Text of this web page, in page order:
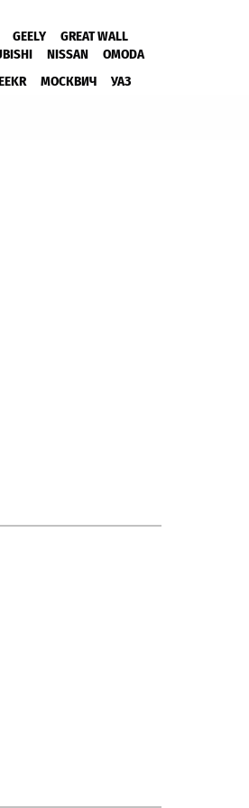
GEELY
GREAT WALL
NISSAN
OMODA
МОСКВИЧ УАЗ